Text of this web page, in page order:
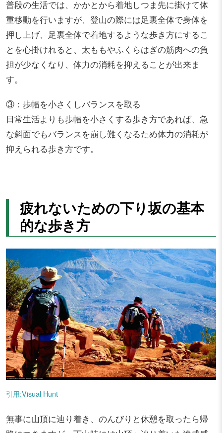
普段の生活では、かかとから着地しつま先に掛けて体
重移動を行いますが、登山の際には足裏全体で身体を
押し上げ、足裏全体で着地するような歩き方にするこ
とを心掛けれると、太ももやふくらはぎの筋肉への負
担が少なくなり、体力の消耗を抑えることが出来ま
す。
③：歩幅を小さくしバランスを取る
日常生活よりも歩幅を小さくする歩き方であれば、急
な斜面でもバランスを崩し難くなるため体力の消耗が
抑えられる歩き方です。
疲れないための下り坂の基本
的な歩き方
引用:Visual Hunt
無事に山頂に辿り着き、のんびりと休憩を取ったら帰